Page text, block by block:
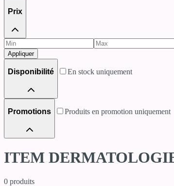
Prix
Appliquer
Disponibilité En stock uniquement
Promotions Produits en promotion uniquement
ITEM
0 produits